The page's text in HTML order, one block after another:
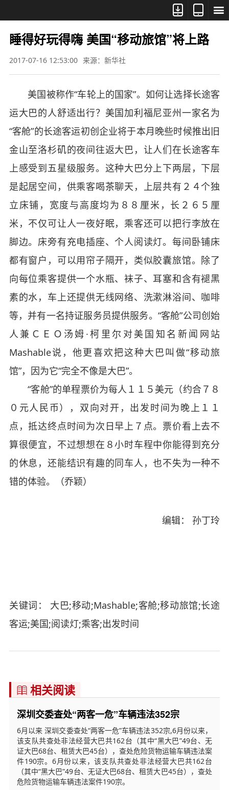



睡得好玩得嗨 美国“移动旅馆”将上路
2017-07-16 12:53:00 来源：新华社
美国被称作“车轮上的国家”。如何让选择长途客
运大巴的人舒适出行？美国加利福尼亚州一家名为
“客舱”的长途客运初创企业将于本月晚些时候推出旧
金山至洛杉矶的夜间往返大巴，让人们在长途客车
上感受到五星级服务。这种大巴分上下两层，下层
是起居空间，供乘客喝茶聊天，上层共有２４个独
立床铺，宽度与高度均为８８厘米，长２６５厘
米，不仅可让人一夜好眠，乘客还可以把行李放在
脚边。床旁有充电插座、个人阅读灯。每间卧铺床
都有窗户，可以用帘子隔开，类似胶囊旅馆。除了
向每位乘客提供一个水瓶、袜子、耳塞和含有褪黑
素的水，车上还提供无线网络、洗漱淋浴间、咖啡
等，并有一名持证服务员提供服务。“客舱”公司创始
人兼ＣＥＯ汤姆·柯里尔对美国知名新闻网站
Mashable说，他更喜欢把这种大巴叫做“移动旅
馆”，因为它“完全不像是大巴”。
“客舱”的单程票价为每人１１５美元（约合７８
０元人民币），双向对开，出发时间为晚上１１
点，抵达终点时间为次日早上７点。票价看上去不
算很便宜，不过想想在８小时车程中你能得到充分
的休息，还能结识有趣的同车人，也不失为一种不
错的体验。（乔颖）
编辑： 孙丁玲
关键词： 大巴;移动;Mashable;客舱;移动旅馆;长途
客运;美国;阅读灯;乘客;出发时间
 相关阅读
深圳交委查处“两客一危”车辆违法352宗
6月以来 深圳交委查处“两客一危”车辆违法352宗,6月份以来，
该支队共查处非法经营大巴共162台（其中“黑大巴”49台、无
证大巴68台、租赁大巴45台），查处危险货物运输车辆违法案
件190宗。6月份以来，该支队共查处非法经营大巴共162台
（其中“黑大巴”49台、无证大巴68台、租赁大巴45台），查处
危险货物运输车辆违法案件190宗。